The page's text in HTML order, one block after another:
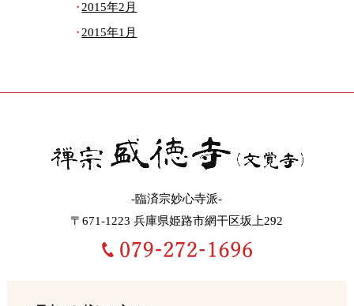
2015年2月
2015年1月
-臨済宗妙心寺派-
〒671-1223 兵庫県姫路市網干区坂上292